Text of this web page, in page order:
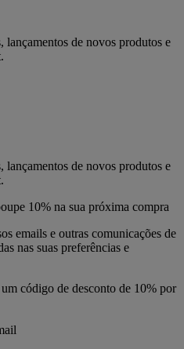
lançamentos de novos produtos e
lançamentos de novos produtos e
10% na sua próxima compra
emails e outras comunicações de
nas suas preferências e
código de desconto de 10% por